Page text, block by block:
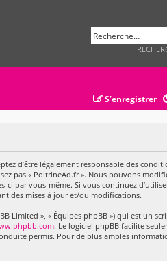
S’enregistrer
d’être légalement responsable des
pas « PoitrineAd.fr ». Nous pouvons
par vous-même. Si vous continuez
des mises à jour et/ou modifications.
Limited », « Équipes phpBB ») qui est un
. Le logiciel phpBB facilite
permis. Pour de plus amples